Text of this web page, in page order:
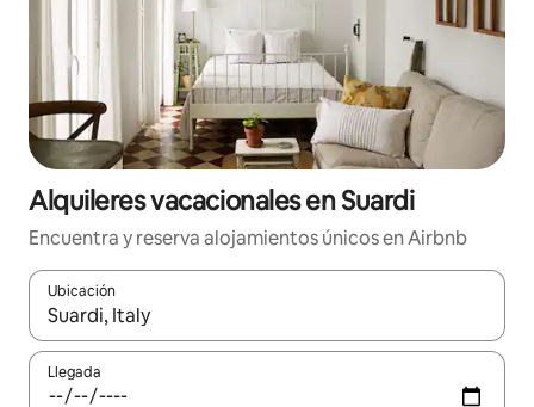
Alquileres vacacionales en Suardi
Encuentra y reserva alojamientos únicos en Airbnb
Ubicación
Cuando los resultados estén disponibles, navega con las
Llegada